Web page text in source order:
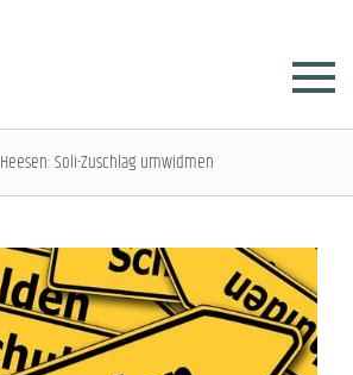
Heesen: Soli-Zuschlag umwidmen